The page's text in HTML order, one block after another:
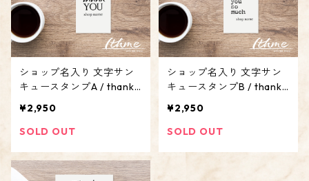
ショップ名入り 文字サン
キュースタンプA / thank
【屋号 アカウント オリジ
ナル オーダーメイド】
¥2,950
SOLD OUT
ショップ名入り 文字サン
キュースタンプB / thank
【屋号 アカウント オリジ
ナル オーダーメイド】
¥2,950
SOLD OUT